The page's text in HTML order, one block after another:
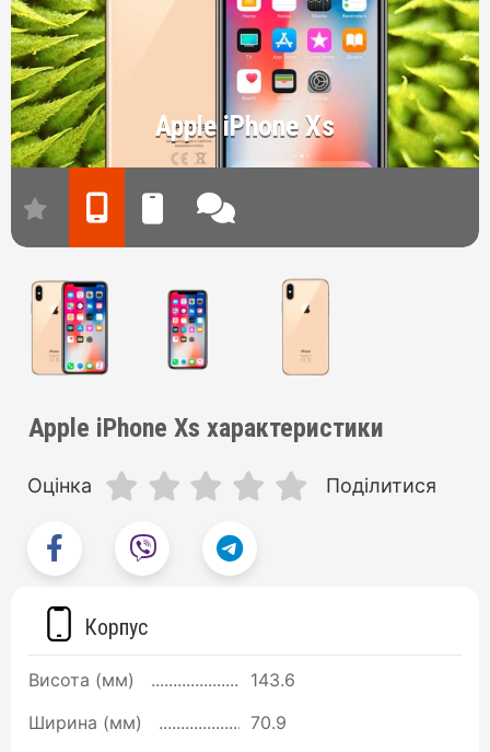
Apple iPhone Xs
Apple iPhone Xs характеристики
Оцінка Поділитися
Корпус
Висота (мм)
143.6
Ширина (мм)
70.9